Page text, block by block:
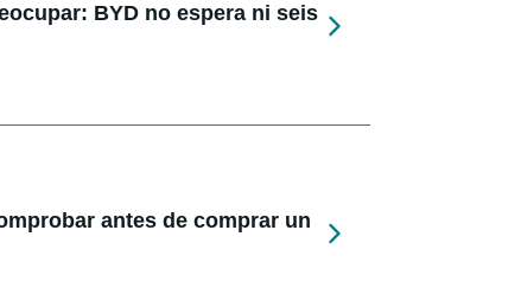
BYD no espera ni seis
antes de comprar un